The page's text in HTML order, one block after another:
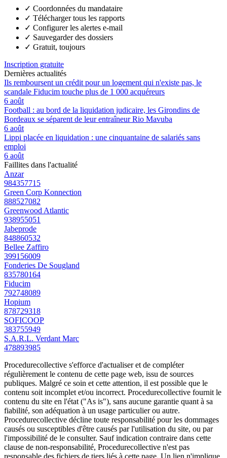
✓ Coordonnées du mandataire
✓ Télécharger tous les rapports
✓ Configurer les alertes e-mail
✓ Sauvegarder des dossiers
✓ Gratuit, toujours
Inscription gratuite
Dernières actualités
Ils remboursent un crédit pour un logement qui n'existe pas, le
scandale Fiducim touche plus de 1 000 acquéreurs
6 août
Football : au bord de la liquidation judicaire, les Girondins de
Bordeaux se séparent de leur entraîneur Rio Mavuba
6 août
Lippi placée en liquidation : une cinquantaine de salariés sans
emploi
6 août
Faillites dans l'actualité
Anzar
984357715
Green Corp Konnection
888527082
Greenwood Atlantic
938955051
Jabeprode
848860532
Bellee Zaffiro
399156009
Fonderies De Sougland
835780164
Fiducim
792748089
Hopium
878729318
SOFICOOP
383755949
S.A.R.L. Verdant Marc
478893985
Procedurecollective s'efforce d'actualiser et de compléter
régulièrement le contenu de cette page web, issu de sources
publiques. Malgré ce soin et cette attention, il est possible que le
contenu soit incomplet et/ou incorrect. Procedurecollective fournit le
contenu du site en l'état ("As is"), sans aucune garantie quant à sa
fiabilité, son adéquation à un usage particulier ou autre.
Procedurecollective décline toute responsabilité pour les dommages
causés ou susceptibles d'être causés par l'utilisation du site, ou par
l'impossibilité de le consulter. Sauf indication contraire dans cette
clause de non-responsabilité, Procedurecollective n'est pas
responsable des fichiers de tiers liés à cette page. Un lien n'implique